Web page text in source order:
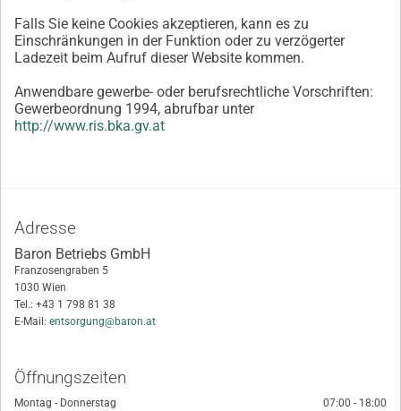
Falls Sie keine Cookies akzeptieren, kann es zu
Einschränkungen in der Funktion oder zu verzögerter
Ladezeit beim Aufruf dieser Website kommen.
Anwendbare gewerbe- oder berufsrechtliche Vorschriften:
Gewerbeordnung 1994, abrufbar unter
http://www.ris.bka.gv.at
Adresse
Baron Betriebs GmbH
Franzosengraben 5
1030 Wien
Tel.: +43 1 798 81 38
E-Mail: entsorgung@baron.at
Öffnungszeiten
Montag - Donnerstag
07:00 - 18:00